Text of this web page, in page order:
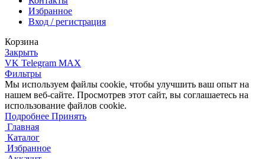
Избранное
Вход / регистрация
Корзина
Закрыть
VK Telegram MAX
Фильтры
Мы используем файлы cookie, чтобы улучшить ваш опыт на
нашем веб-сайте. Просмотрев этот сайт, вы соглашаетесь на
использование файлов cookie.
Подробнее Подробнее
Принять
Главная
Каталог
Избранное